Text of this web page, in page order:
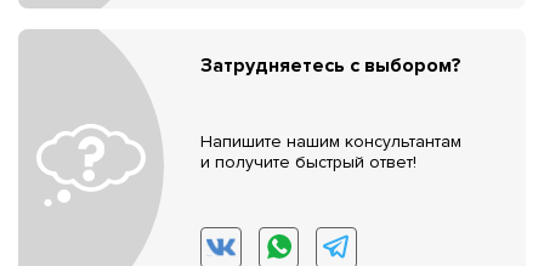
Затрудняетесь с выбором?
Напишите нашим консультантам
и получите быстрый ответ!